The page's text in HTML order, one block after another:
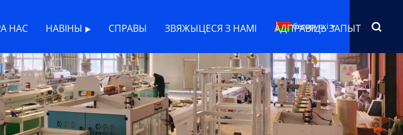
НАС НАВІНЫ СПРАВЫ ЗВЯЖЫЦЕСЯ З НАМІ АДПРАВІЦЬ ЗАПЫТ
беларускі